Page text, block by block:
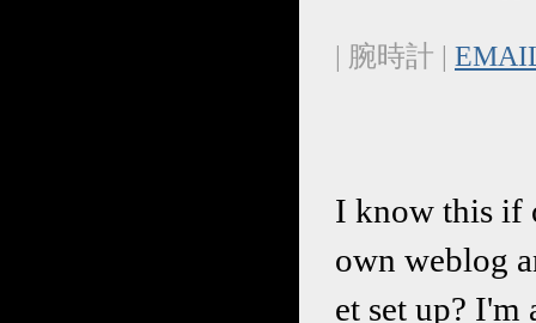
| 腕時計 |
I know this if
own weblog
et set up?